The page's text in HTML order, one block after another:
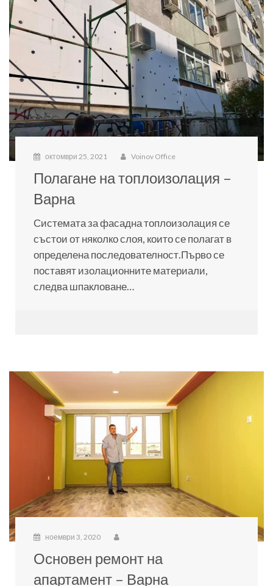
октомври 25, 2021 Voinov Office
Полагане на топлоизолация –
Варна
Системата за фасадна топлоизолация се
състои от няколко слоя, които се полагат в
определена последователност.Първо се
поставят изолационните материали,
следва шпакловане…
ноември 3, 2020
Основен ремонт на
апартамент – Варна